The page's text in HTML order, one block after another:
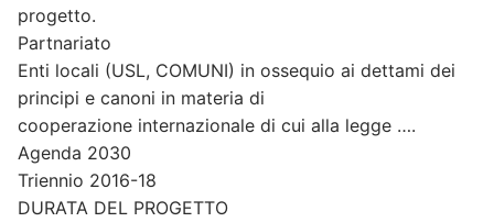
progetto.
Partnariato
Enti locali (USL, COMUNI) in ossequio ai dettami dei
principi e canoni in materia di
cooperazione internazionale di cui alla legge ….
Agenda 2030
Triennio 2016-18
DURATA DEL PROGETTO